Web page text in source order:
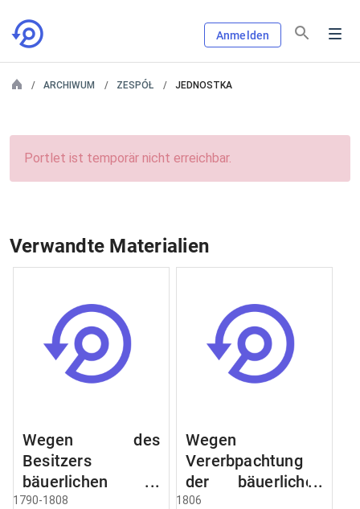
Anmelden
ARCHIWUM ZESPÓŁ JEDNOSTKA
Portlet ist temporär nicht erreichbar.
Verwandte Materialien
Wegen des
Besitzers
bäuerlichen
Grundstücke, den
1790-1808
Wegen
Vererbpachtung
der bäuerlichen
Grundstücke und
1806